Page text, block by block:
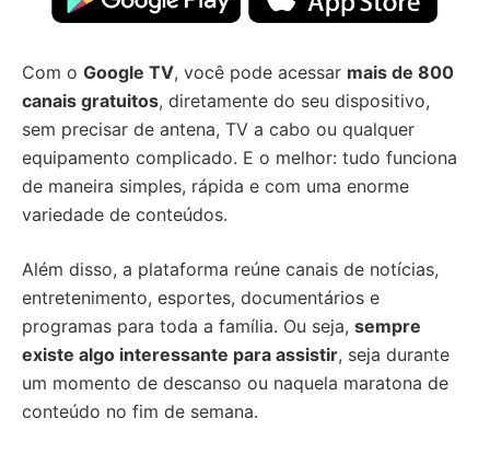
Com o Google TV, você pode acessar mais de 800
canais gratuitos, diretamente do seu dispositivo,
sem precisar de antena, TV a cabo ou qualquer
equipamento complicado. E o melhor: tudo funciona
de maneira simples, rápida e com uma enorme
variedade de conteúdos.
Além disso, a plataforma reúne canais de notícias,
entretenimento, esportes, documentários e
programas para toda a família. Ou seja, sempre
existe algo interessante para assistir, seja durante
um momento de descanso ou naquela maratona de
conteúdo no fim de semana.